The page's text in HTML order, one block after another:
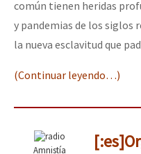
común tienen heridas
y pandemias de los siglos
la nueva esclavitud que
(Continuar leyendo…)
Amnistía